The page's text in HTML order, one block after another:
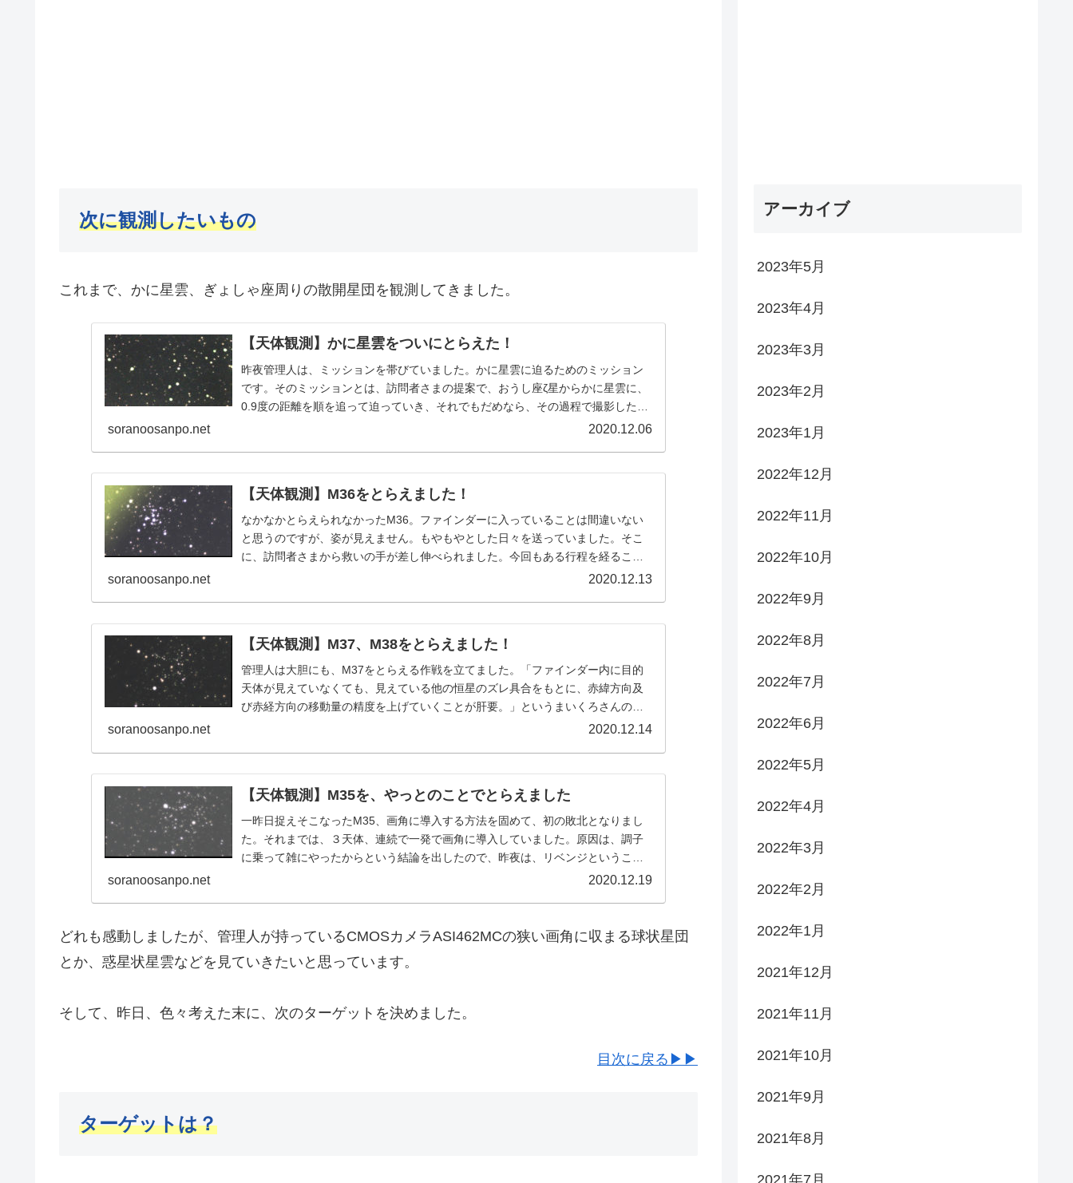
次に観測したいもの
これまで、かに星雲、ぎょしゃ座周りの散開星団を観測してきました。
【天体観測】かに星雲をついにとらえた！
昨夜管理人は、ミッションを帯びていました。かに星雲に迫るためのミッション
です。そのミッションとは、訪問者さまの提案で、おうし座ζ星からかに星雲に、
0.9度の距離を順を追って迫っていき、それでもだめなら、その過程で撮影した画
soranoosanpo.net 2020.12.06
【天体観測】M36をとらえました！
なかなかとらえられなかったM36。ファインダーに入っていることは間違いない
と思うのですが、姿が見えません。もやもやとした日々を送っていました。そこ
に、訪問者さまから救いの手が差し伸べられました。今回もある行程を経ること
soranoosanpo.net 2020.12.13
【天体観測】M37、M38をとらえました！
管理人は大胆にも、M37をとらえる作戦を立てました。「ファインダー内に目的
天体が見えていなくても、見えている他の恒星のズレ具合をもとに、赤緯方向及
び赤経方向の移動量の精度を上げていくことが肝要。」というまいくろさんの言
soranoosanpo.net 2020.12.14
【天体観測】M35を、やっとのことでとらえました
一昨日捉えそこなったM35、画角に導入する方法を固めて、初の敗北となりまし
た。それまでは、３天体、連続で一発で画角に導入していました。原因は、調子
に乗って雑にやったからという結論を出したので、昨夜は、リベンジということ
soranoosanpo.net 2020.12.19
どれも感動しましたが、管理人が持っているCMOSカメラASI462MCの狭い画角に収まる球状星団
とか、惑星状星雲などを見ていきたいと思っています。
そして、昨日、色々考えた末に、次のターゲットを決めました。
目次に戻る▶▶
ターゲットは？
アーカイブ
2023年5月
2023年4月
2023年3月
2023年2月
2023年1月
2022年12月
2022年11月
2022年10月
2022年9月
2022年8月
2022年7月
2022年6月
2022年5月
2022年4月
2022年3月
2022年2月
2022年1月
2021年12月
2021年11月
2021年10月
2021年9月
2021年8月
2021年7月